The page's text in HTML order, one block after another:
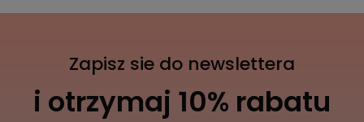
Zapisz sie do newslettera
i otrzymaj 10% rabatu